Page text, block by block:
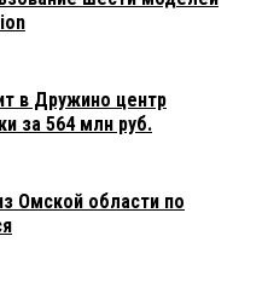
в Дружино центр
за 564 млн руб.
Омской области по